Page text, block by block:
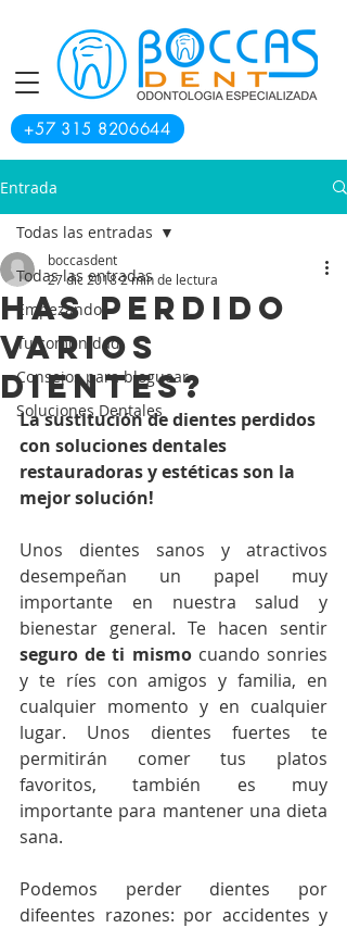
+57 315 8206644
Entrada
Todas las entradas
Empezando
Tu comunidad
Consejos para bloguear
Soluciones Dentales
Todas las entradas
Has perdido
varios
dientes?
boccasdent
27 dic 20182 min de lectura
La sustitución de dientes perdidos
con soluciones dentales
restauradoras y estéticas son la
mejor solución!
Unos dientes sanos y atractivos
desempeñan un papel muy
importante en nuestra salud y
bienestar general. Te hacen sentir
seguro de ti mismo cuando sonries
y te ríes con amigos y familia, en
cualquier momento y en cualquier
lugar. Unos dientes fuertes te
permitirán comer tus platos
favoritos, también es muy
importante para mantener una dieta
sana.
Podemos perder dientes por
difeentes razones: por accidentes y